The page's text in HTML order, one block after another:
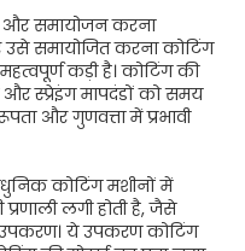
और समायोजन करना
समायोजित करना कोटिंग
कड़ी है। कोटिंग की
स्प्रेइंग मापदंडों को समय
और गुणवत्ता में प्रभावी
कोटिंग मशीनों में
लगी होती है, जैसे
ये उपकरण कोटिंग